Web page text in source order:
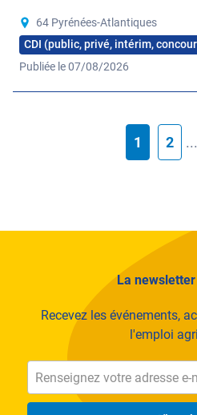
64 Pyrénées-Atlantiques
CDI (public, privé, intérim,
Publiée le 07/08/2026
1 2 ...
La
Recevez les événements,
l'emploi